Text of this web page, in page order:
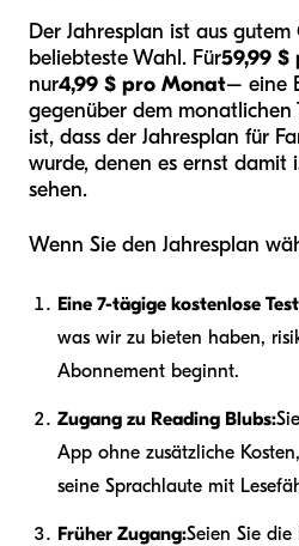
Der Jahresplan ist aus
beliebteste Wahl. Für59,99 $
nur4,99 $ pro Monat– eine
gegenüber dem
ist, dass der Jahresplan für
wurde, denen es ernst damit
sehen.
Wenn Sie den Jahresplan
Eine 7-tägige kostenlose
was wir zu bieten haben,
Abonnement beginnt.
Zugang zu Reading Blubs:
App ohne zusätzliche
seine Sprachlaute mit
Früher Zugang:Seien Sie die